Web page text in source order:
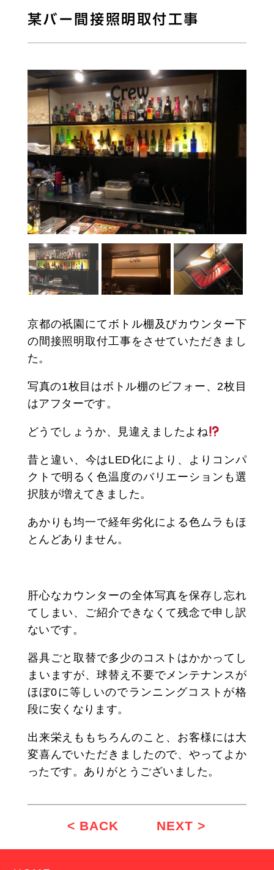
某バー間接照明取付工事
京都の祇園にてボトル棚及びカウンター下
の間接照明取付工事をさせていただきまし
た。
写真の1枚目はボトル棚のビフォー、2枚目
はアフターです。
どうでしょうか、見違えましたよね
昔と違い、今はLED化により、よりコンパ
クトで明るく色温度のバリエーションも選
択肢が増えてきました。
あかりも均一で経年劣化による色ムラもほ
とんどありません。
肝心なカウンターの全体写真を保存し忘れ
てしまい、ご紹介できなくて残念で申し訳
ないです。
器具ごと取替で多少のコストはかかってし
まいますが、球替え不要でメンテナンスが
ほぼ0に等しいのでランニングコストが格
段に安くなります。
出来栄えももちろんのこと、お客様には大
変喜んでいただきましたので、やってよか
ったです。ありがとうございました。
< BACK NEXT >